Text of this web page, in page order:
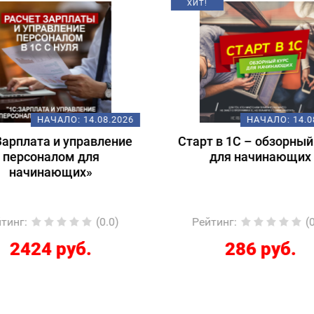
НАЧАЛО:14.08.2026
в 1С – обзорный курс
для начинающих
: (0.0)
286 руб.
НАЧАЛО:
Подготовка к
1С:Специалист-
Рейтинг :
12267 руб.